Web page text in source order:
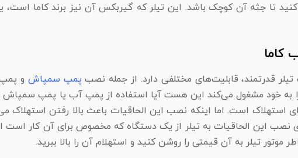
تا جثه آن کوچک باشد. این تیلر که گیربکس آن نیز برند کاما است،
پمپ سمپاش
به خود مشغول می‌کند این هست آیا استفاده از پمپ آب یا پمپ سمپاش
استهلاک است. اما اینکه نصب این الحاقیات باعث بالا رفتن استهلاک
نصب این الحاقیات به تیلر از یک دستگاه که مخصوص برای آن کار است
موتور تیلر به آن قیمتی را روشن کنید و استهلام آن را بالا ببرید.